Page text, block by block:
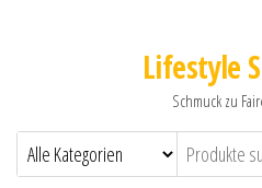
Lifestyle
Schmuck zu